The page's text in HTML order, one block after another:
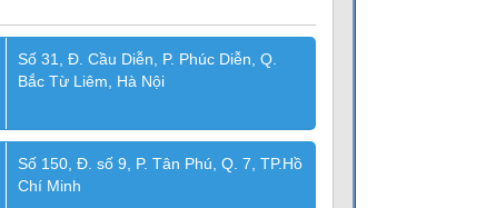
Số 31, Đ. Cầu Diễn, P. Phúc Diễn, Q.
Bắc Từ Liêm, Hà Nội
Số 150, Đ. số 9, P. Tân Phú, Q. 7, TP.Hồ
Chí Minh